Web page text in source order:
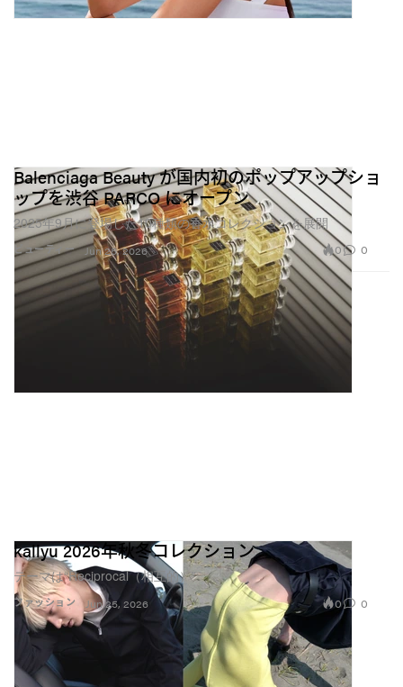
ビューティー
Balenciaga Beauty が国内初のポップアップショ
ップを渋谷 PARCO にオープン
2025年9月に登場した10種類の香水コレクションを展開
Jun 25, 2026 0 0
ファッション
kallyu 2026年秋冬コレクション
テーマは“Reciprocal（相互的）”
Jun 25, 2026 0 0